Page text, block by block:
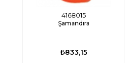
4168015
Şamandıra
₺833,15